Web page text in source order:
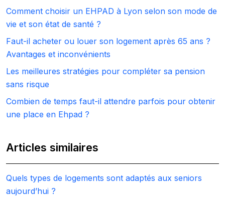
Comment choisir un EHPAD à Lyon selon son mode de
vie et son état de santé ?
Faut-il acheter ou louer son logement après 65 ans ?
Avantages et inconvénients
Les meilleures stratégies pour compléter sa pension
sans risque
Combien de temps faut-il attendre parfois pour obtenir
une place en Ehpad ?
Articles similaires
Quels types de logements sont adaptés aux seniors
aujourd’hui ?